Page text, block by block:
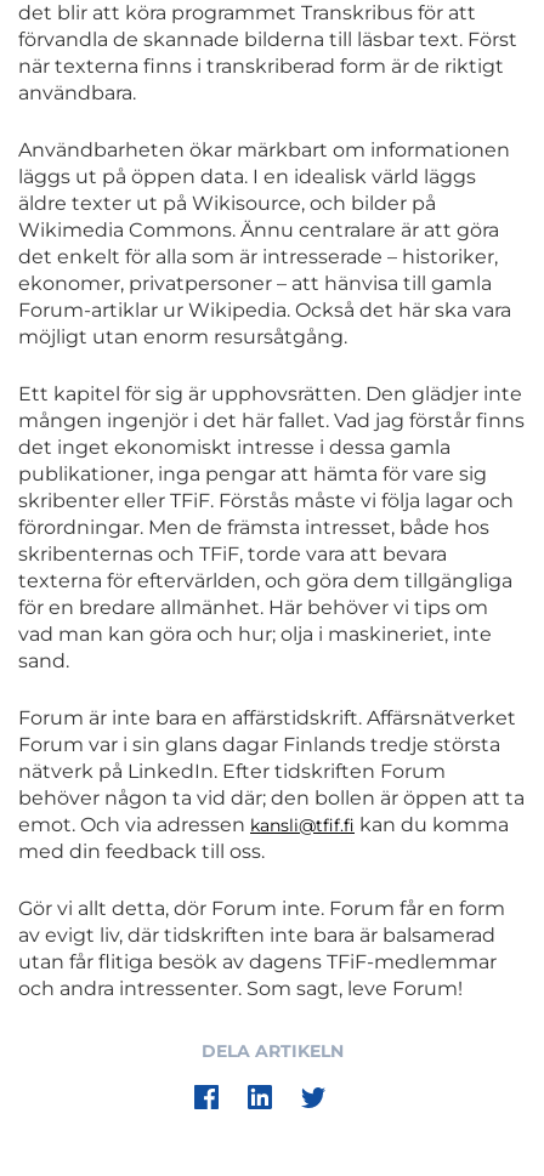
det blir att köra programmet Transkribus för att
förvandla de skannade bilderna till läsbar text. Först
när texterna finns i transkriberad form är de riktigt
användbara.
Användbarheten ökar märkbart om informationen
läggs ut på öppen data. I en idealisk värld läggs
äldre texter ut på Wikisource, och bilder på
Wikimedia Commons. Ännu centralare är att göra
det enkelt för alla som är intresserade – historiker,
ekonomer, privatpersoner – att hänvisa till gamla
Forum-artiklar ur Wikipedia. Också det här ska vara
möjligt utan enorm resursåtgång.
Ett kapitel för sig är upphovsrätten. Den glädjer inte
mången ingenjör i det här fallet. Vad jag förstår finns
det inget ekonomiskt intresse i dessa gamla
publikationer, inga pengar att hämta för vare sig
skribenter eller TFiF. Förstås måste vi följa lagar och
förordningar. Men de främsta intresset, både hos
skribenternas och TFiF, torde vara att bevara
texterna för eftervärlden, och göra dem tillgängliga
för en bredare allmänhet. Här behöver vi tips om
vad man kan göra och hur; olja i maskineriet, inte
sand.
Forum är inte bara en affärstidskrift. Affärsnätverket
Forum var i sin glans dagar Finlands tredje största
nätverk på LinkedIn. Efter tidskriften Forum
behöver någon ta vid där; den bollen är öppen att ta
emot. Och via adressen kansli@tfif.fi kan du komma
med din feedback till oss.
Gör vi allt detta, dör Forum inte. Forum får en form
av evigt liv, där tidskriften inte bara är balsamerad
utan får flitiga besök av dagens TFiF-medlemmar
och andra intressenter. Som sagt, leve Forum!
DELA ARTIKELN